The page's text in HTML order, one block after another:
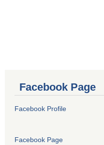
Facebook Page
Facebook Profile
Facebook Page